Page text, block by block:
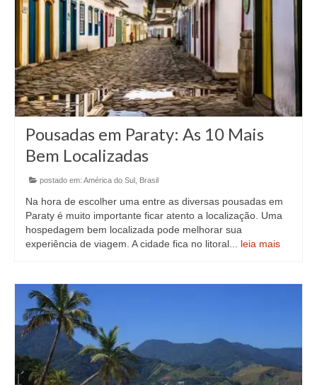
Pousadas em Paraty: As 10 Mais
Bem Localizadas
postado em: América do Sul Brasil
Na hora de escolher uma entre as diversas pousadas em
Paraty é muito importante ficar atento a localização. Uma
hospedagem bem localizada pode melhorar sua
experiência de viagem. A cidade fica no litoral... leia mais